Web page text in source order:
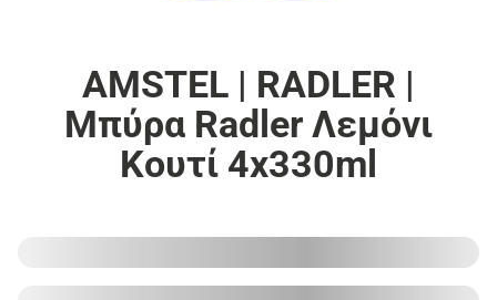
AMSTEL | RADLER |
Μπύρα Radler Λεμόνι
Κουτί 4x330ml